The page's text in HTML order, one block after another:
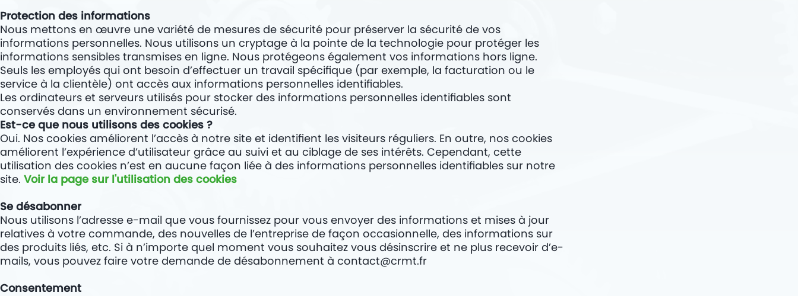
Protection des informations
Nous mettons en œuvre une variété de mesures de sécurité pour préserver la sécurité de vos
informations personnelles. Nous utilisons un cryptage à la pointe de la technologie pour protéger les
informations sensibles transmises en ligne. Nous protégeons également vos informations hors ligne.
Seuls les employés qui ont besoin d’effectuer un travail spécifique (par exemple, la facturation ou le
service à la clientèle) ont accès aux informations personnelles identifiables.
Les ordinateurs et serveurs utilisés pour stocker des informations personnelles identifiables sont
conservés dans un environnement sécurisé.
Est-ce que nous utilisons des cookies ?
Oui. Nos cookies améliorent l’accès à notre site et identifient les visiteurs réguliers. En outre, nos cookies
améliorent l’expérience d’utilisateur grâce au suivi et au ciblage de ses intérêts. Cependant, cette
utilisation des cookies n’est en aucune façon liée à des informations personnelles identifiables sur notre
site. Voir la page sur l'utilisation des cookies
Se désabonner
Nous utilisons l’adresse e-mail que vous fournissez pour vous envoyer des informations et mises à jour
relatives à votre commande, des nouvelles de l’entreprise de façon occasionnelle, des informations sur
des produits liés, etc. Si à n’importe quel moment vous souhaitez vous désinscrire et ne plus recevoir d’e-
mails, vous pouvez faire votre demande de désabonnement à contact@crmt.fr
Consentement